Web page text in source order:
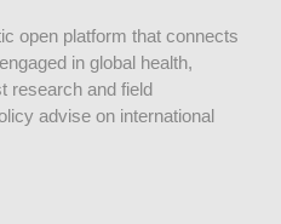
open platform that connects
in global health,
research and field
advise on international